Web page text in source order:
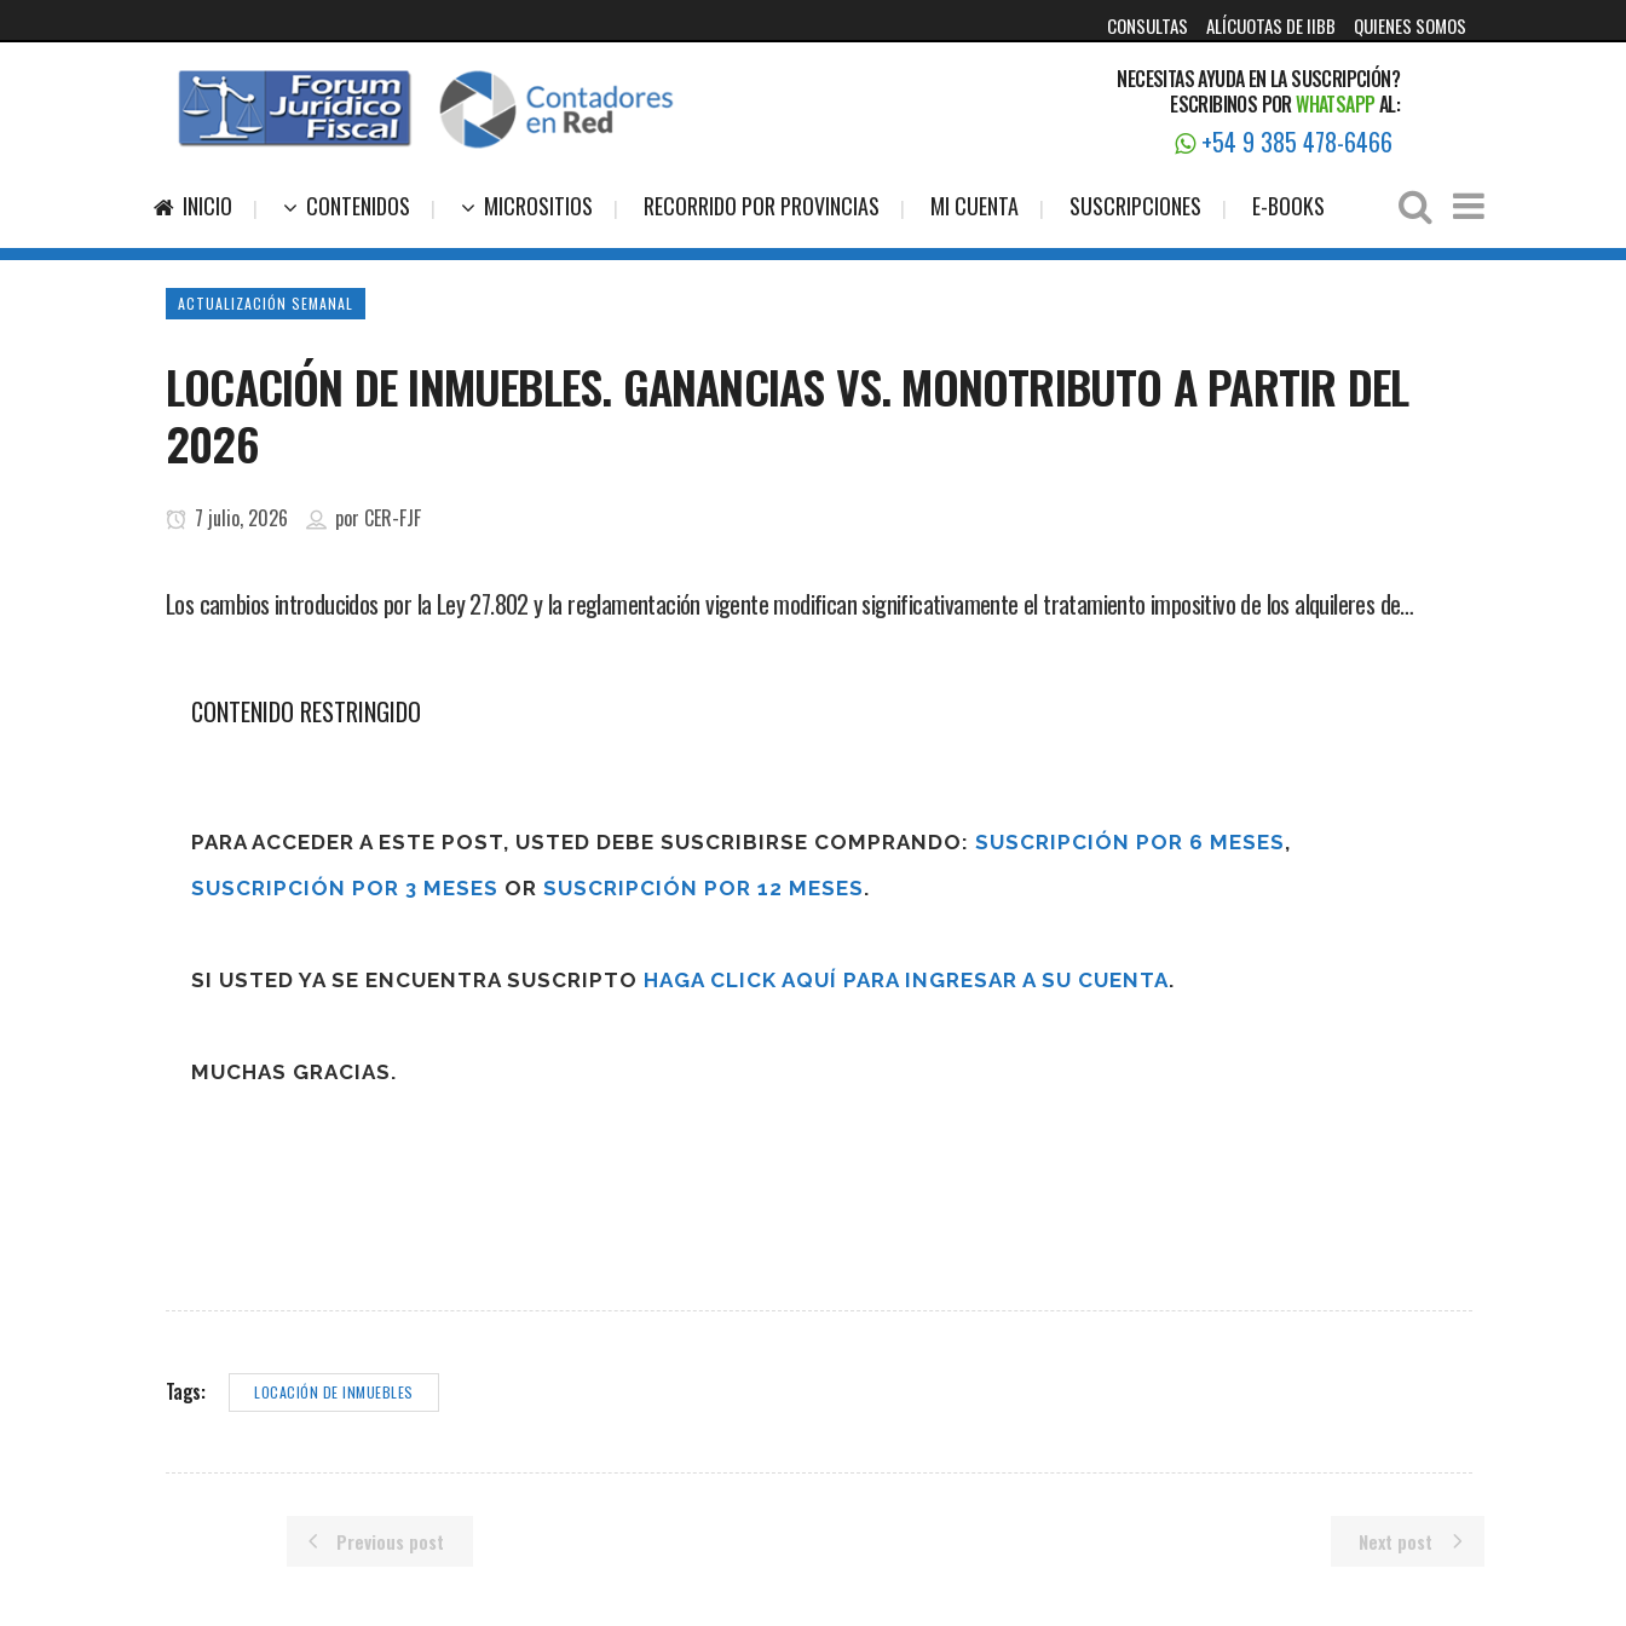
CONSULTAS ALÍCUOTAS DE IIBB QUIENES SOMOS
NECESITAS AYUDA EN LA SUSCRIPCIÓN?
ESCRIBINOS PORWHATSAPPAL:
+54 9 385 478-6466
INICIO CONTENIDOS MICROSITIOS RECORRIDO POR PROVINCIAS MI CUENTA SUSCRIPCIONES E-BOOKS
ACTUALIZACIÓN SEMANAL
LOCACIÓN DE INMUEBLES. GANANCIAS VS. MONOTRIBUTO A PARTIR DEL
2026
7 julio, 2026 por CER-FJF
Los cambios introducidos por la Ley 27.802 y la reglamentación vigente modifican significativamente el tratamiento impositivo de los alquileres de…
CONTENIDO RESTRINGIDO
PARA ACCEDER A ESTE POST, USTED DEBE SUSCRIBIRSE COMPRANDO: SUSCRIPCIÓN POR 6 MESES,
SUSCRIPCIÓN POR 3 MESES OR SUSCRIPCIÓN POR 12 MESES.
SI USTED YA SE ENCUENTRA SUSCRIPTO HAGA CLICK AQUÍ PARA INGRESAR A SU CUENTA.
MUCHAS GRACIAS.
Tags: LOCACIÓN DE INMUEBLES
Previous post Next post